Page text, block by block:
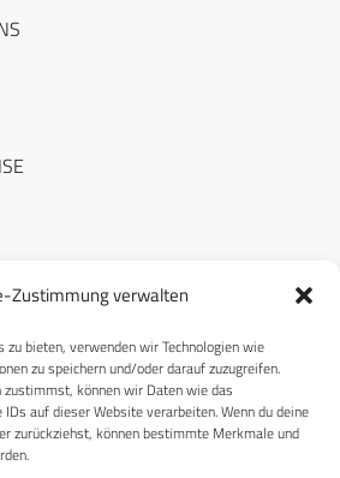
Zustimmung verwalten
bieten, verwenden wir Technologien wie
zu speichern und/oder darauf zuzugreifen.
zustimmst, können wir Daten wie das
auf dieser Website verarbeiten. Wenn du deine
zurückziehst, können bestimmte Merkmale und